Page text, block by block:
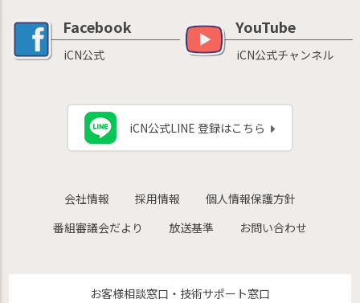
Facebook
iCN公式
YouTube
iCN公式チャンネル
iCN公式LINE 登録はこちら
会社情報 採用情報
個人情報保護方針
番組審議会だより
放送基準 お問い合わせ
お客様相談窓口・技術サポート窓口